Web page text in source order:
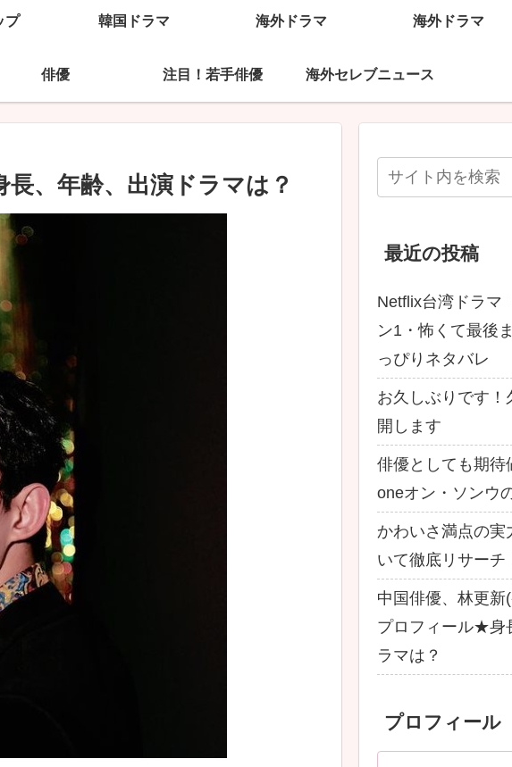
プ 韓国ドラマ 海外ドラマ 海外ドラマ
俳優 注目！若手俳優 海外セレブニュース
、年齢、出演ドラマは？
最近の投稿
Netflix台湾ドラマ
ン1・怖くて最後
っぴりネタバレ
お久しぶりです
開します
俳優としても期待
oneオン・ソンウ
かわいさ満点の実
いて徹底リサーチ
中国俳優、林更新
プロフィール★身
ラマは？
プロフィール